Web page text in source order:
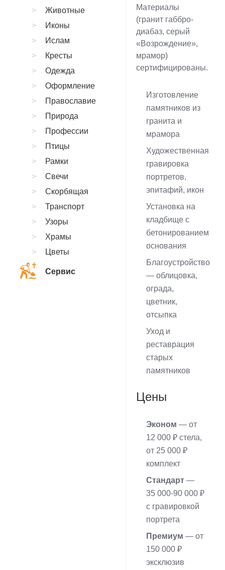
Материалы
(гранит габбро-
диабаз, серый
«Возрождение»,
мрамор)
сертифицированы.
Изготовление
памятников из
гранита и
мрамора
Художественная
гравировка
портретов,
эпитафий, икон
Установка на
кладбище с
бетонированием
основания
Благоустройство
— облицовка,
ограда,
цветник,
отсыпка
Уход и
реставрация
старых
памятников
Цены
Эконом — от
12 000 ₽ стела,
от 25 000 ₽
комплект
Стандарт —
35 000-90 000 ₽
с гравировкой
портрета
Премиум — от
150 000 ₽
эксклюзив
Животные
Иконы
Ислам
Кресты
Одежда
Оформление
Православие
Природа
Профессии
Птицы
Рамки
Свечи
Скорбящая
Транспорт
Узоры
Храмы
Цветы
Сервис